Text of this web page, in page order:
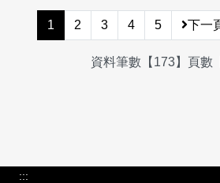
1 2 3 4 5 下一
資料筆數【173】頁數
:::